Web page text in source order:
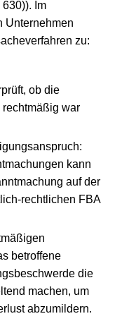
Im
Unternehmen
zu:
ob die
war
kann
auf der
rechtlichen FBA
betroffene
die
machen, um
abzumildern.